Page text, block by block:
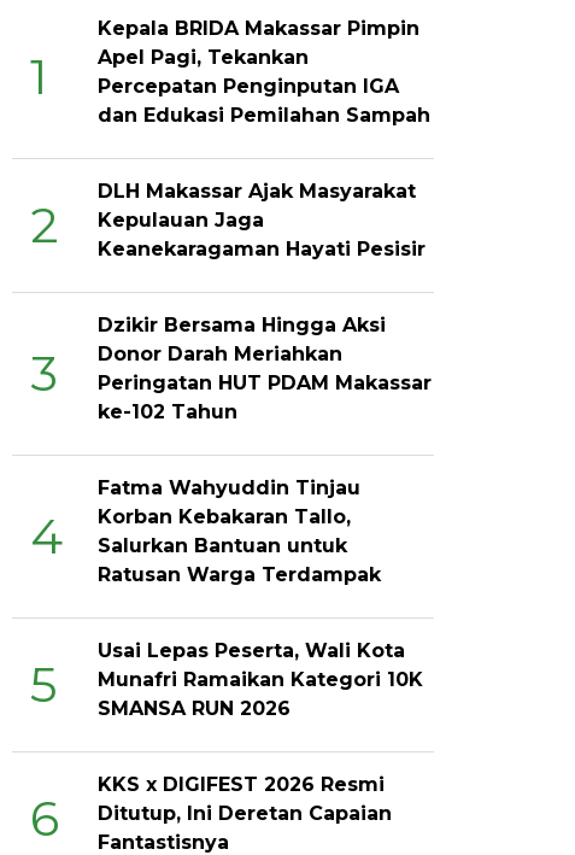
1
Kepala BRIDA Makassar Pimpin
Apel Pagi, Tekankan
Percepatan Penginputan IGA
dan Edukasi Pemilahan Sampah
2
DLH Makassar Ajak Masyarakat
Kepulauan Jaga
Keanekaragaman Hayati Pesisir
3
Dzikir Bersama Hingga Aksi
Donor Darah Meriahkan
Peringatan HUT PDAM Makassar
ke-102 Tahun
4
Fatma Wahyuddin Tinjau
Korban Kebakaran Tallo,
Salurkan Bantuan untuk
Ratusan Warga Terdampak
5
Usai Lepas Peserta, Wali Kota
Munafri Ramaikan Kategori 10K
SMANSA RUN 2026
6
KKS x DIGIFEST 2026 Resmi
Ditutup, Ini Deretan Capaian
Fantastisnya